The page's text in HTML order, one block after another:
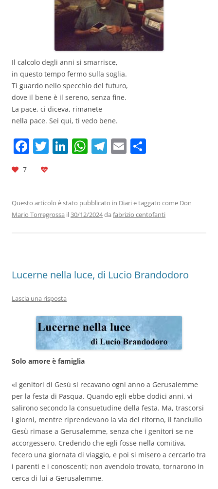
Il calcolo degli anni si smarrisce,
in questo tempo fermo sulla soglia.
Ti guardo nello specchio del futuro,
dove il bene è il sereno, senza fine.
La pace, ci diceva, rimanete
nella pace. Sei qui, ti vedo bene.
F
b
o
T Li
dI
n
W
A
p
T
a
m
E
vi
di
7
Questo articolo è stato pubblicato in Diarie taggato come Don
Mario Torregrossa il30/12/2024da fabrizio centofanti
Lucerne nella luce, di Lucio Brandodoro
Lascia una risposta
Solo amore è famiglia
«I genitori di Gesù si recavano ogni anno a Gerusalemme
per la festa di Pasqua. Quando egli ebbe dodici anni, vi
salirono secondo la consuetudine della festa. Ma, trascorsi
i giorni, mentre riprendevano la via del ritorno, il fanciullo
Gesù rimase a Gerusalemme, senza che i genitori se ne
accorgessero. Credendo che egli fosse nella comitiva,
fecero una giornata di viaggio, e poi si misero a cercarlo tra
i parenti e i conoscenti; non avendolo trovato, tornarono in
cerca di lui a Gerusalemme.